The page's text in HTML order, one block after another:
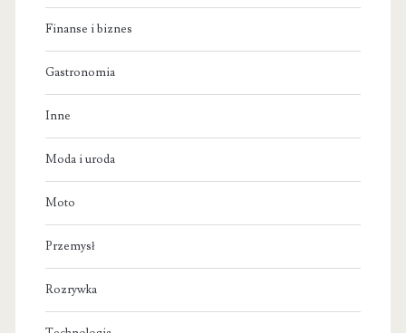
Finanse i biznes
Gastronomia
Inne
Moda i uroda
Moto
Przemysł
Rozrywka